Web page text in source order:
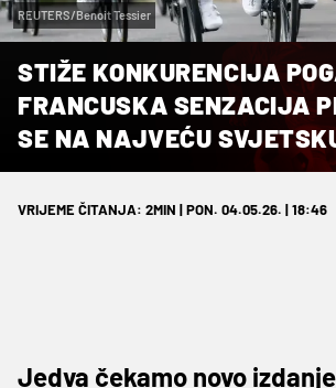
REUTERS/Benoit Tessier
STIŽE KONKURENCIJA
FRANCUSKA SENZACIJA
SE NA NAJVEĆU
VRIJEME ČITANJA: 2MIN | PON. 04.05.26. | 18:46
Jedva čekamo novo